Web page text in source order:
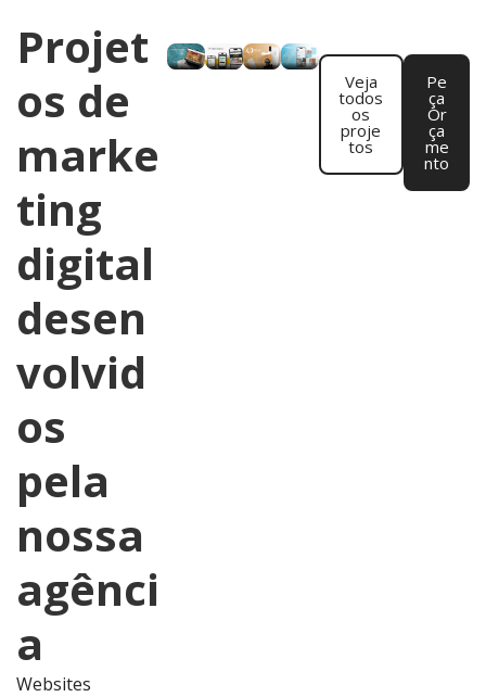
Projet
os de
marke
ting
digital
desen
volvid
os
pela
nossa
agênci
a
Websites
Veja
todos
os
proje
tos
Pe
ça
Or
ça
me
nto